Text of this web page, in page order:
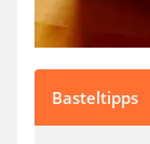
Basteltipps